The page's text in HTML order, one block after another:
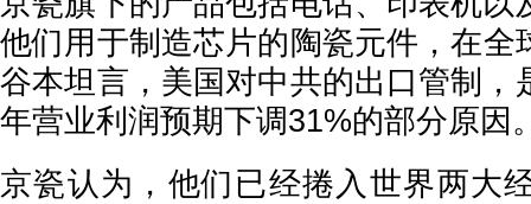
他们用于制造芯片的陶瓷元件，在全
谷本坦言，美国对中共的出口管制，
年营业利润预期下调31%的部分原因
京瓷认为，他们已经捲入世界两大